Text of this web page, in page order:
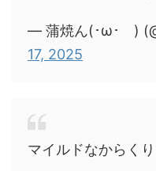
— 蒲焼ん(･ω･ )
17, 2025
マイルドなからく